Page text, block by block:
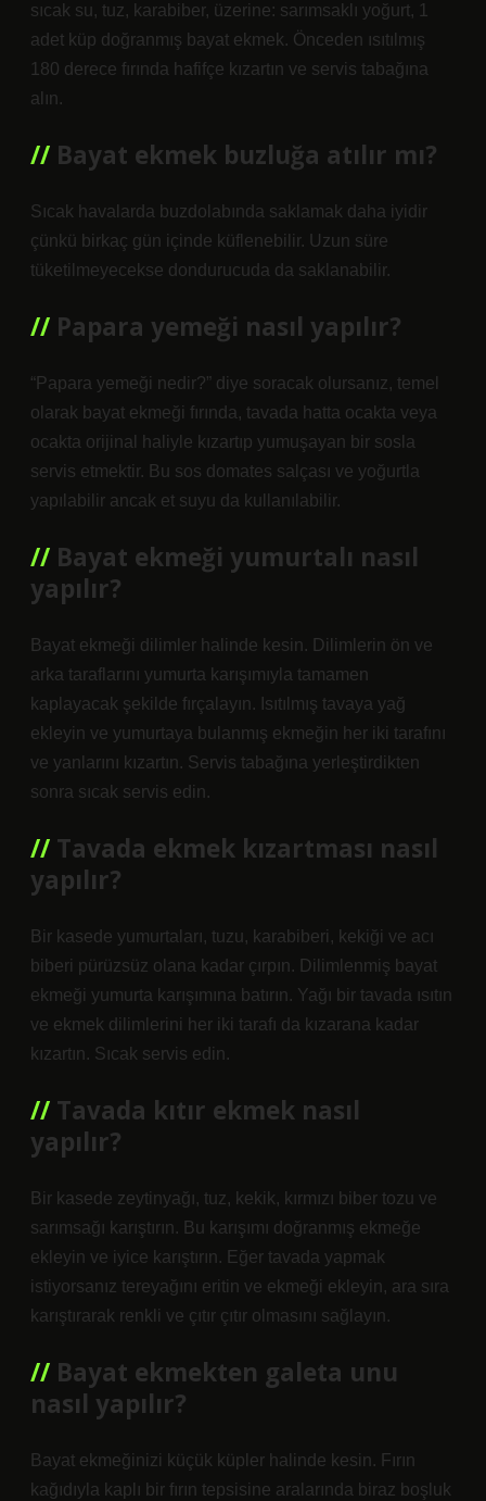
sıcak su, tuz, karabiber, üzerine: sarımsaklı yoğurt, 1
adet küp doğranmış bayat ekmek. Önceden ısıtılmış
180 derece fırında hafifçe kızartın ve servis tabağına
alın.
Bayat ekmek buzluğa atılır mı?
Sıcak havalarda buzdolabında saklamak daha iyidir
çünkü birkaç gün içinde küflenebilir. Uzun süre
tüketilmeyecekse dondurucuda da saklanabilir.
Papara yemeği nasıl yapılır?
“Papara yemeği nedir?” diye soracak olursanız, temel
olarak bayat ekmeği fırında, tavada hatta ocakta veya
ocakta orijinal haliyle kızartıp yumuşayan bir sosla
servis etmektir. Bu sos domates salçası ve yoğurtla
yapılabilir ancak et suyu da kullanılabilir.
Bayat ekmeği yumurtalı nasıl
yapılır?
Bayat ekmeği dilimler halinde kesin. Dilimlerin ön ve
arka taraflarını yumurta karışımıyla tamamen
kaplayacak şekilde fırçalayın. Isıtılmış tavaya yağ
ekleyin ve yumurtaya bulanmış ekmeğin her iki tarafını
ve yanlarını kızartın. Servis tabağına yerleştirdikten
sonra sıcak servis edin.
Tavada ekmek kızartması nasıl
yapılır?
Bir kasede yumurtaları, tuzu, karabiberi, kekiği ve acı
biberi pürüzsüz olana kadar çırpın. Dilimlenmiş bayat
ekmeği yumurta karışımına batırın. Yağı bir tavada ısıtın
ve ekmek dilimlerini her iki tarafı da kızarana kadar
kızartın. Sıcak servis edin.
Tavada kıtır ekmek nasıl
yapılır?
Bir kasede zeytinyağı, tuz, kekik, kırmızı biber tozu ve
sarımsağı karıştırın. Bu karışımı doğranmış ekmeğe
ekleyin ve iyice karıştırın. Eğer tavada yapmak
istiyorsanız tereyağını eritin ve ekmeği ekleyin, ara sıra
karıştırarak renkli ve çıtır çıtır olmasını sağlayın.
Bayat ekmekten galeta unu
nasıl yapılır?
Bayat ekmeğinizi küçük küpler halinde kesin. Fırın
kağıdıyla kaplı bir fırın tepsisine aralarında biraz boşluk